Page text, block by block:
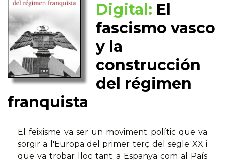
Digital: El
fascismo vasco
y la
construcción
del régimen
franquista
El feixisme va ser un moviment polític que va
sorgir a l'Europa del primer terç del segle XX i
que va trobar lloc tant a Espanya com al País